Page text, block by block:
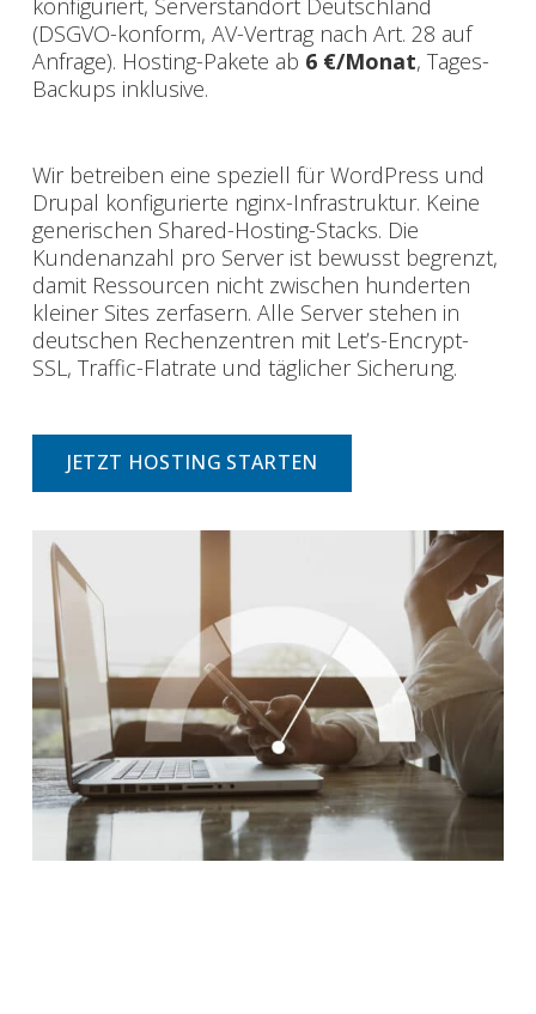
konfiguriert, Serverstandort Deutschland
(DSGVO-konform, AV-Vertrag nach Art. 28 auf
Anfrage). Hosting-Pakete ab 6 €/Monat, Tages-
Backups inklusive.
Wir betreiben eine speziell für WordPress und
Drupal konfigurierte nginx-Infrastruktur. Keine
generischen Shared-Hosting-Stacks. Die
Kundenanzahl pro Server ist bewusst begrenzt,
damit Ressourcen nicht zwischen hunderten
kleiner Sites zerfasern. Alle Server stehen in
deutschen Rechenzentren mit Let’s-Encrypt-
SSL, Traffic-Flatrate und täglicher Sicherung.
JETZT HOSTING STARTEN